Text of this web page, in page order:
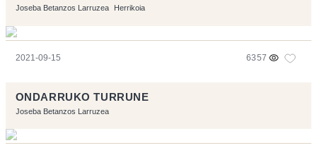
Joseba Betanzos Larruzea Herrikoia
2021-09-15 6357
ONDARRUKO TURRUNE
Joseba Betanzos Larruzea